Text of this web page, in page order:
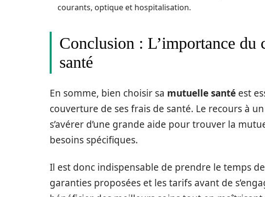
courants, optique et hospitalisation.
Conclusion : L’importance du
santé
En somme, bien choisir sa mutuelle santé est
couverture de ses frais de santé. Le recours à un
s’avérer d’une grande aide pour trouver la
besoins spécifiques.
Il est donc indispensable de prendre le temps
garanties proposées et les tarifs avant de